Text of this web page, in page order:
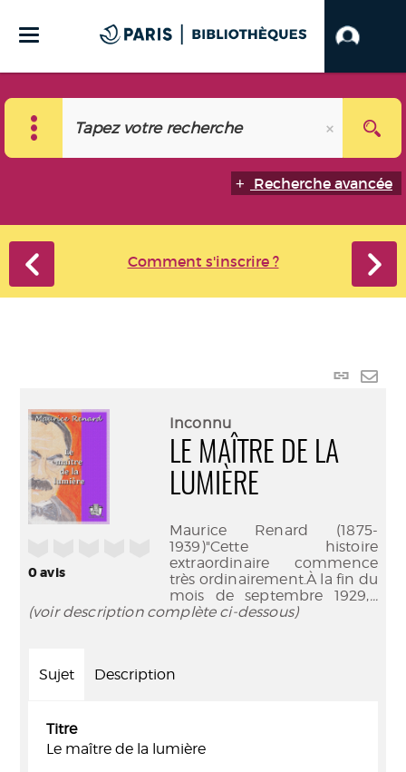
Recherche avancée
Comment s'inscrire ?
Lien
0avis
Inconnu
LE MAÎTRE DE LA
LUMIÈRE
Maurice Renard (1875-
1939)"Cette histoire
extraordinaire commence
très ordinairement.À la fin du
mois de septembre 1929,...
(voir description complète ci-dessous)
Sujet Description
Titre
Le maître de la lumière